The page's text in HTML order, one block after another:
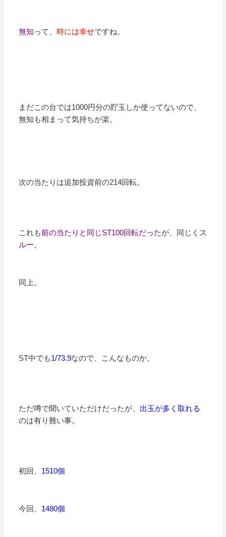
無知って、時には幸せですね。
まだこの台では1000円分の貯玉しか使ってないので、
無知も相まって気持ちが楽。
次の当たりは追加投資前の214回転。
これも前の当たりと同じST100回転だったが、同じく ス
ルー。
同上。
ST中でも1/73.9なので、こんなものか。
ただ噂で聞いていただけだったが、 出玉が多く取れる
のは有り難い事。
初回、 1510個
今回、 1480個